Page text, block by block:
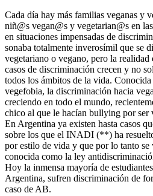
Cada día hay más familias veganas y
niñ@s vegan@s y vegetarian@s en
en situaciones impensadas de
sonaba totalmente inverosímil que se
vegetariano o vegano, pero la realidad
casos de discriminación crecen y no
todos los ámbitos de la vida.
vegefobia, la discriminación hacia
creciendo en todo el mundo,
chico al que le hacían bullying por ser
En Argentina ya existen hasta casos
sobre los que el INADI (**) ha
por estilo de vida y que por lo tanto
conocida como la ley
Hoy la inmensa mayoría de
Argentina, sufren discriminación de
caso de AB.